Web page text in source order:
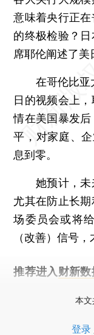
意味着央行正
的终极检验？
席耶伦阐述了美
在哥伦比亚
日的视频会上
情在美国暴发
平，对家庭、
息到零。
她预计，未来
尤其在防止长
场委员会或将
（改善）信号，
推荐进入 财新
本文
登录